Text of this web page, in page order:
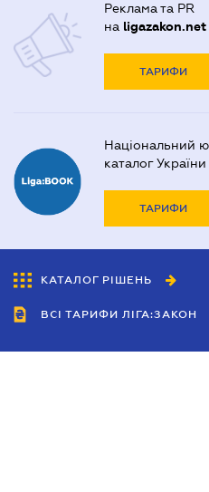
Реклама та PR
на ligazakon.net
ТАРИФИ
Національний
каталог України
ТАРИФИ
КАТАЛОГ РІШЕНЬ
ВСІ ТАРИФИ ЛІГА:ЗАКОН